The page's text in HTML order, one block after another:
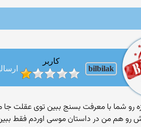
bilbilak
کاربر
ارسالها:
رو شما با معرفت بسنج ببین توی عقلت جا
رو هم من در داستان موسی اوردم فقط